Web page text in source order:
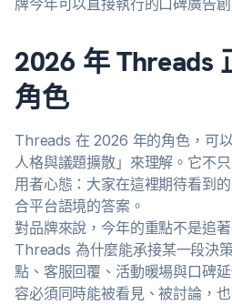
牌今年可以直接執行的口碑廣告創
2026 年 Threads
角色
Threads 在 2026 年的角色，可
人格與議題擴散」來理解。它不
用者心態：大家在這裡期待看到
合平台語境的答案。
對品牌來說，今年的重點不是追
Threads 為什麼能承接某一段決
點、客服回覆、活動暖場與口碑
容必須同時能被看見、被討論，